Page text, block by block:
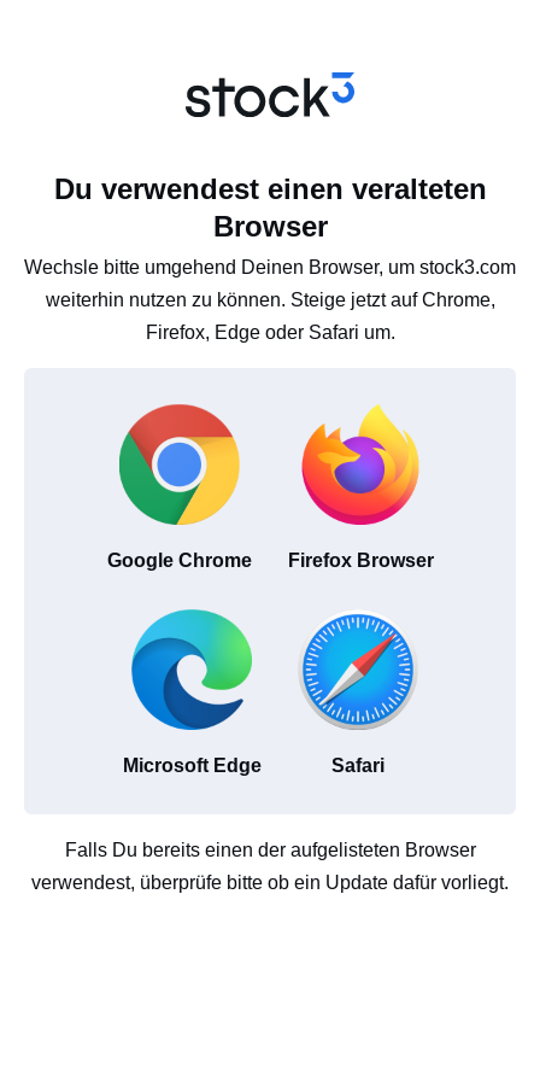
Du verwendest einen veralteten
Browser
Wechsle bitte umgehend Deinen Browser, um stock3.com
weiterhin nutzen zu können. Steige jetzt auf Chrome,
Firefox, Edge oder Safari um.
Google Chrome Firefox Browser
Microsoft Edge Safari
Falls Du bereits einen der aufgelisteten Browser
verwendest, überprüfe bitte ob ein Update dafür vorliegt.